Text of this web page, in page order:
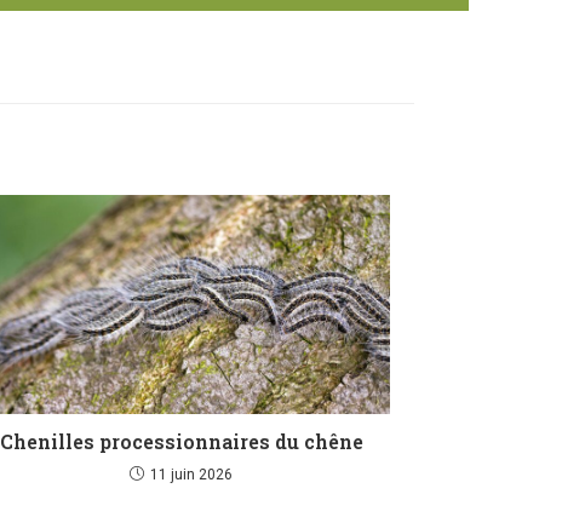
Chenilles processionnaires du chêne
11 juin 2026